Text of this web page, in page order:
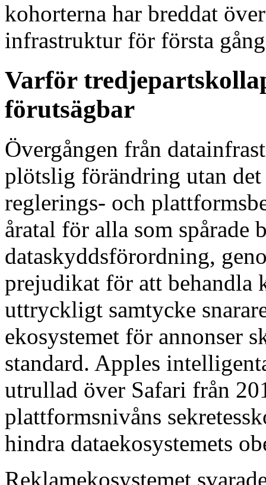
kohorterna har breddat
infrastruktur för första
Varför
förutsägbar
Övergången från
plötslig förändring utan
reglerings- och
åratal för alla som spårade
dataskyddsförordning,
prejudikat för att behandla
uttryckligt samtycke
ekosystemet för annonser
standard. Apples
utrullad över Safari från
plattformsnivåns
hindra dataekosystemets
Reklamekosystemet